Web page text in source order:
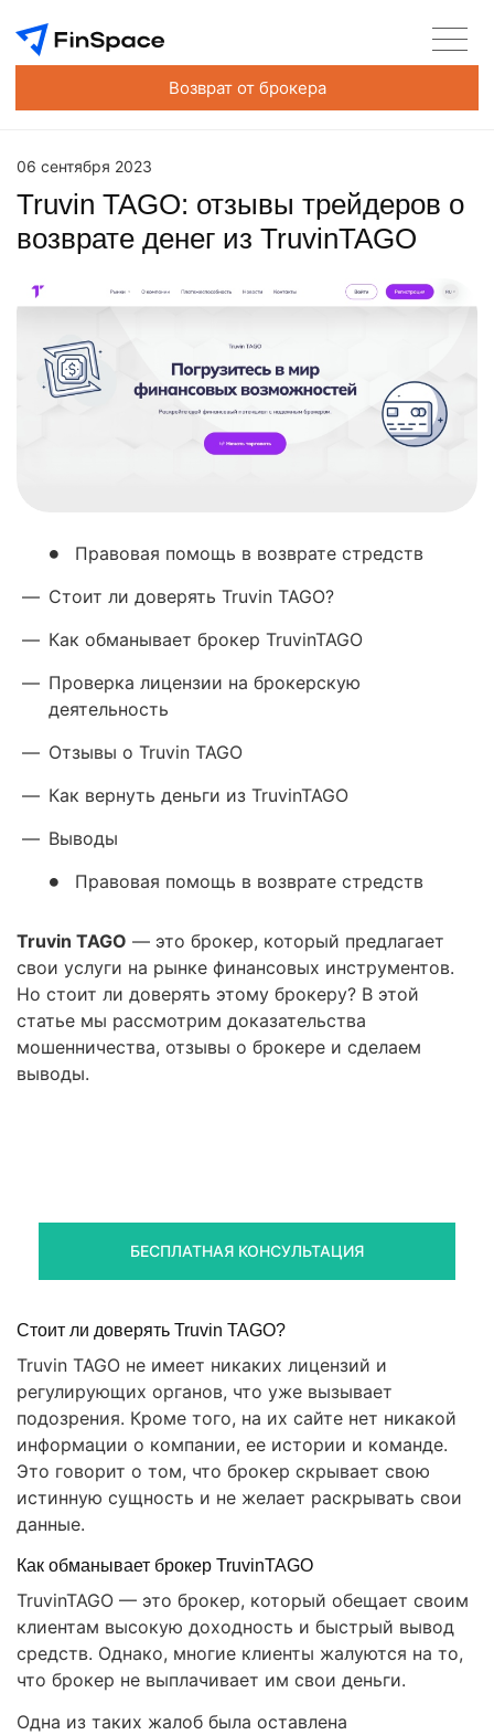
Возврат от брокера
06 сентября 2023
Truvin TAGO: отзывы трейдеров о
возврате денег из TruvinTAGO
Правовая помощь в возврате стредств
— Стоит ли доверять Truvin TAGO?
— Как обманывает брокер TruvinTAGO
— Проверка лицензии на брокерскую
деятельность
— Отзывы о Truvin TAGO
— Как вернуть деньги из TruvinTAGO
— Выводы
Правовая помощь в возврате стредств
Truvin TAGO — это брокер, который предлагает
свои услуги на рынке финансовых инструментов.
Но стоит ли доверять этому брокеру? В этой
статье мы рассмотрим доказательства
мошенничества, отзывы о брокере и сделаем
выводы.
БЕСПЛАТНАЯ КОНСУЛЬТАЦИЯ
Стоит ли доверять Truvin TAGO?
Truvin TAGO не имеет никаких лицензий и
регулирующих органов, что уже вызывает
подозрения. Кроме того, на их сайте нет никакой
информации о компании, ее истории и команде.
Это говорит о том, что брокер скрывает свою
истинную сущность и не желает раскрывать свои
данные.
Как обманывает брокер TruvinTAGO
TruvinTAGO — это брокер, который обещает своим
клиентам высокую доходность и быстрый вывод
средств. Однако, многие клиенты жалуются на то,
что брокер не выплачивает им свои деньги.
Одна из таких жалоб была оставлена